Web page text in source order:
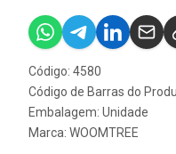
Código: 4580
Código de Barras do
Embalagem: Unidade
Marca: WOOMTREE